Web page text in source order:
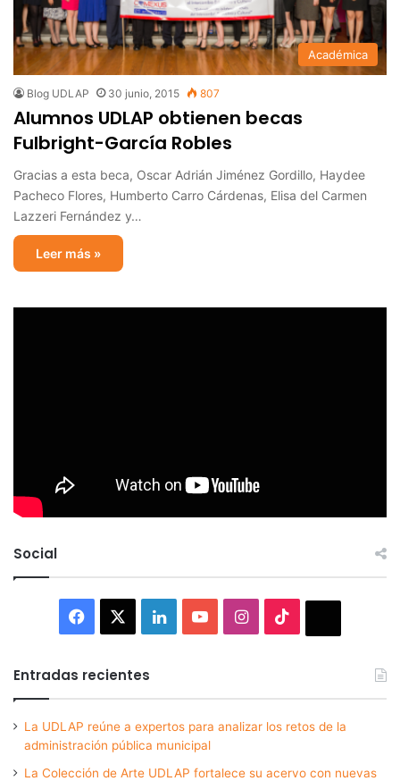
Académica
Blog UDLAP 30 junio, 2015 807
Alumnos UDLAP obtienen becas
Fulbright-García Robles
Gracias a esta beca, Oscar Adrián Jiménez Gordillo, Haydee
Pacheco Flores, Humberto Carro Cárdenas, Elisa del Carmen
Lazzeri Fernández y…
Leer más »
Social
Facebook LinkedInYouTubeInstagram
Entradas recientes
La UDLAP reúne a expertos para analizar los retos de la
administración pública municipal
La Colección de Arte UDLAP fortalece su acervo con nuevas